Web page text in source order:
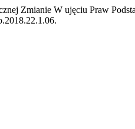
Zmianie W ujęciu Praw